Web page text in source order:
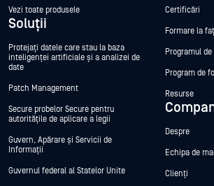
Vezi toate produsele
Soluții
Protejați datele care stau la baza
inteligenței artificiale și a analizei de
date
Patch Management
Secure probelor Secure pentru
autoritățile de aplicare a legii
Guvern, Apărare și Servicii de
Informații
Guvernul federal al Statelor Unite
Certificări
Formare la
Programul de
Program de
Resurse
Despre
Echipa de
Clienți